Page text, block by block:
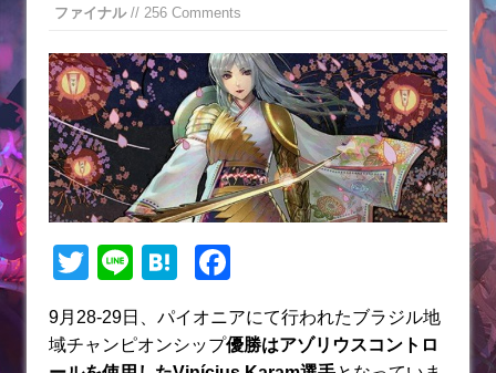
ファイナル// 256 Comments
T
itt
Li
e
H
e
c
9月28-29日、パイオニアにて行われたブラジル地
域チャンピオンシップ優勝はアゾリウスコントロ